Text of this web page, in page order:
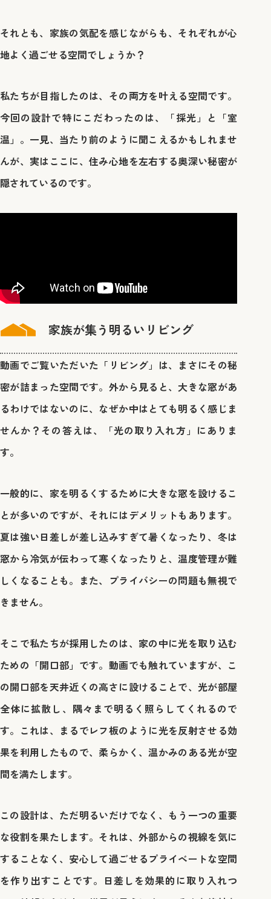
それとも、家族の気配を感じながらも、それぞれが心
地よく過ごせる空間でしょうか？
私たちが目指したのは、その両方を叶える空間です。
今回の設計で特にこだわったのは、「採光」と「室
温」。一見、当たり前のように聞こえるかもしれませ
んが、実はここに、住み心地を左右する奥深い秘密が
隠されているのです。
家族が集う明るいリビング
動画でご覧いただいた「リビング」は、まさにその秘
密が詰まった空間です。外から見ると、大きな窓があ
るわけではないのに、なぜか中はとても明るく感じま
せんか？その答えは、「光の取り入れ方」にありま
す。
一般的に、家を明るくするために大きな窓を設けるこ
とが多いのですが、それにはデメリットもあります。
夏は強い日差しが差し込みすぎて暑くなったり、冬は
窓から冷気が伝わって寒くなったりと、温度管理が難
しくなることも。また、プライバシーの問題も無視で
きません。
そこで私たちが採用したのは、家の中に光を取り込む
ための「開口部」です。動画でも触れていますが、こ
の開口部を天井近くの高さに設けることで、光が部屋
全体に拡散し、隅々まで明るく照らしてくれるので
す。これは、まるでレフ板のように光を反射させる効
果を利用したもので、柔らかく、温かみのある光が空
間を満たします。
この設計は、ただ明るいだけでなく、もう一つの重要
な役割を果たします。それは、外部からの視線を気に
することなく、安心して過ごせるプライベートな空間
を作り出すことです。日差しを効果的に取り入れつ